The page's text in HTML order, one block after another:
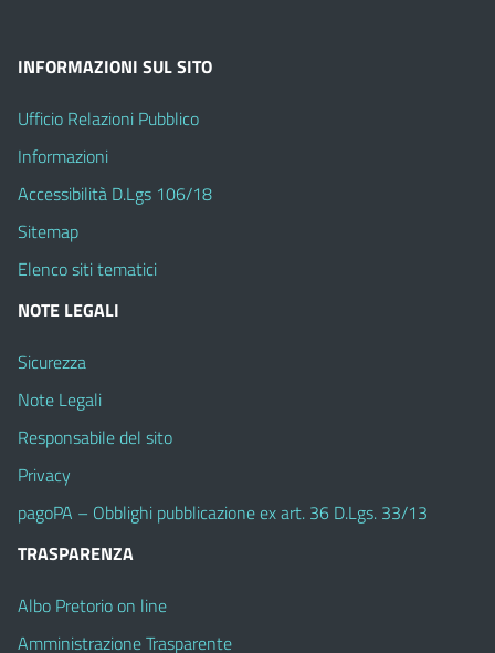
INFORMAZIONI SUL SITO
Ufficio Relazioni Pubblico
Informazioni
Accessibilità D.Lgs 106/18
Sitemap
Elenco siti tematici
NOTE LEGALI
Sicurezza
Note Legali
Responsabile del sito
Privacy
pagoPA – Obblighi pubblicazione ex art. 36 D.Lgs. 33/13
TRASPARENZA
Albo Pretorio on line
Amministrazione Trasparente